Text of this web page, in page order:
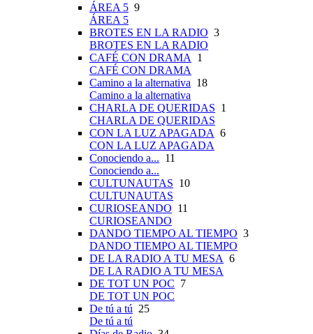
ÁREA 5 9
ÁREA 5
BROTES EN LA RADIO 3
BROTES EN LA RADIO
CAFÉ CON DRAMA
1
CAFÉ CON DRAMA
Camino a la alternativa 18
Camino a la alternativa
CHARLA DE QUERIDAS 1
CHARLA DE QUERIDAS
CON LA LUZ APAGADA 6
CON LA LUZ APAGADA
Conociendo a... 11
Conociendo a...
CULTUNAUTAS 10
CULTUNAUTAS
CURIOSEANDO 11
CURIOSEANDO
DANDO TIEMPO AL TIEMPO 3
DANDO TIEMPO AL TIEMPO
DE LA RADIO A TU MESA 6
DE LA RADIO A TU MESA
DE TOT UN POC 7
DE TOT UN POC
De tú a tú 25
De tú a tú